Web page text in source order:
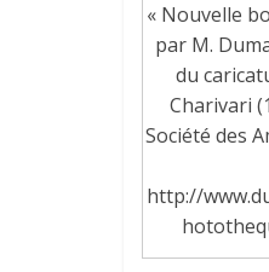
« Nouvelle
par M.
du
Charivari
Société des
http://